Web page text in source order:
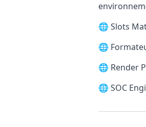
🌐 Slots
🌐
🌐 Render
🌐 SOC